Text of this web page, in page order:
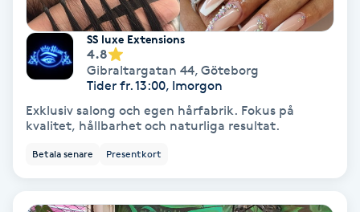
Fotmassage
Fotsvamp
Fotvård
Fransar
Fransborttagning
SS luxe Extensions
4.8
Gibraltargatan 44, Göteborg
Tider fr. 13:00, Imorgon
Exklusiv salong och egen hårfabrik. Fokus på
kvalitet, hållbarhet och naturliga resultat.
Betala senare Presentkort